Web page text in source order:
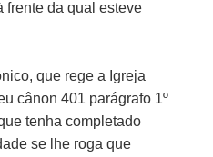
frente da qual esteve
que rege a Igreja
cânon 401 parágrafo 1º
tenha completado
se lhe roga que